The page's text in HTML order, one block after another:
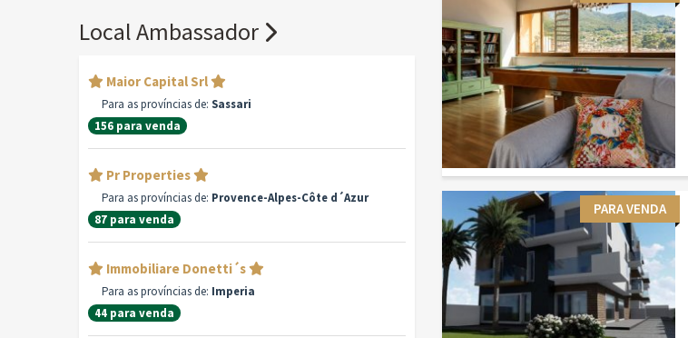
PARA VENDA
Local Ambassador
Maior Capital Srl
Para as províncias de: Sassari
156 para venda
Pr Properties
Para as províncias de: Provence-Alpes-Côte d´Azur
87 para venda
Immobiliare Donetti´s
Para as províncias de: Imperia
44 para venda